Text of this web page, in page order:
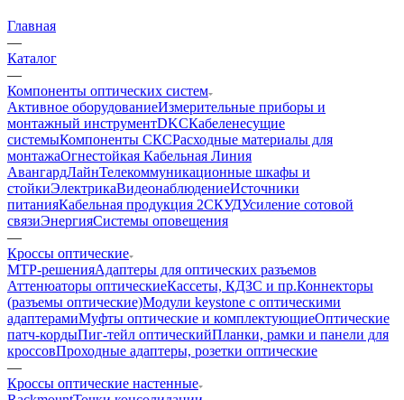
Главная
—
Каталог
—
Компоненты оптических систем
Активное оборудованиеИзмерительные приборы и
монтажный инструментDKCКабеленесущие
системыКомпоненты СКСРасходные материалы для
монтажаОгнестойкая Кабельная Линия
АвангардЛайнТелекоммуникационные шкафы и
стойкиЭлектрикаВидеонаблюдениеИсточники
питанияКабельная продукция 2СКУДУсиление сотовой
связиЭнергияСистемы оповещения
—
Кроссы оптические
MTP-решенияАдаптеры для оптических разъемов
Аттенюаторы оптическиеКассеты, КДЗС и пр.Коннекторы
(разъемы оптические)Модули keystone с оптическими
адаптерамиМуфты оптические и комплектующиеОптические
патч-кордыПиг-тейл оптическийПланки, рамки и панели для
кроссовПроходные адаптеры, розетки оптические
—
Кроссы оптические настенные